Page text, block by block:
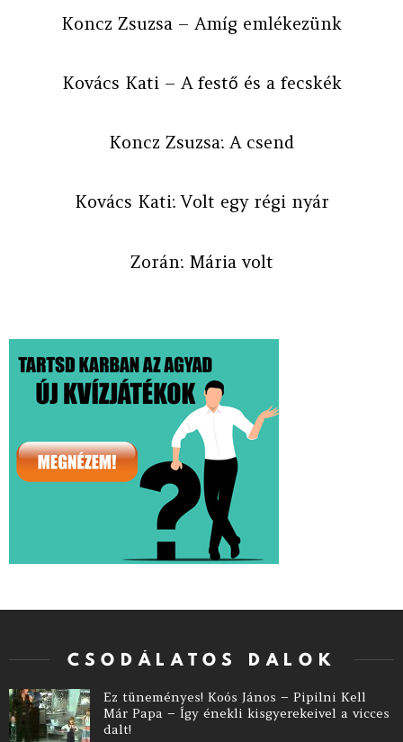
Koncz Zsuzsa – Amíg emlékezünk
Kovács Kati – A festő és a fecskék
Koncz Zsuzsa: A csend
Kovács Kati: Volt egy régi nyár
Zorán: Mária volt
CSODÁLATOS DALOK
Ez tüneményes! Koós János – Pipilni Kell
Már Papa – Így énekli kisgyerekeivel a vicces
dalt!